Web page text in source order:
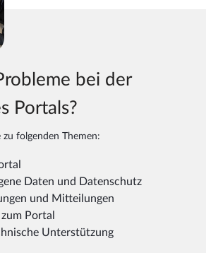
bei der
Portals?
folgenden Themen:
Daten und Datenschutz
und Mitteilungen
Portal
Unterstützung